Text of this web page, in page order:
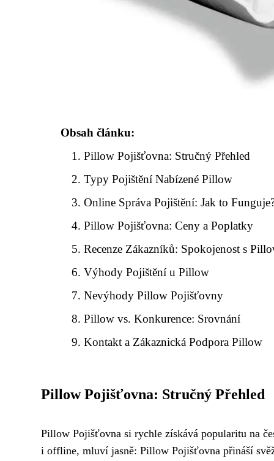
Obsah článku:
Pillow Pojišťovna: Stručný Přehled
Typy Pojištění Nabízené Pillow
Online Správa Pojištění: Jak to
Pillow Pojišťovna: Ceny a Poplatky
Recenze Zákazníků: Spokojenost s
Výhody Pojištění u Pillow
Nevýhody Pillow Pojišťovny
Pillow vs. Konkurence: Srovnání
Kontakt a Zákaznická Podpora Pillow
Pillow Pojišťovna: Stručný Přehled
Pillow Pojišťovna si rychle získává popularitu na
i offline, mluví jasně: Pillow Pojišťovna přináší